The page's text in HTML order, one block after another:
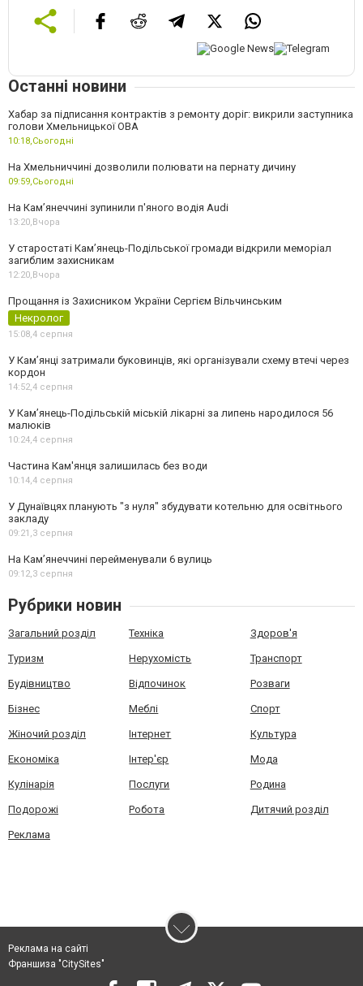
Останні новини
Хабар за підписання контрактів з ремонту доріг: викрили заступника
голови Хмельницької ОВА
10:18, Сьогодні
На Хмельниччині дозволили полювати на пернату дичину
09:59, Сьогодні
На Камʼянеччині зупинили п'яного водія Audi
13:20, Вчора
У старостаті Кам’янець-Подільської громади відкрили меморіал
загиблим захисникам
12:20, Вчора
Прощання із Захисником України Сергієм Вільчинським
Некролог
15:08, 4 серпня
У Кам’янці затримали буковинців, які організували схему втечі через
кордон
14:52, 4 серпня
У Кам’янець-Подільській міській лікарні за липень народилося 56
малюків
10:24, 4 серпня
Частина Кам'янця залишилась без води
10:14, 4 серпня
У Дунаївцях планують "з нуля" збудувати котельню для освітнього
закладу
09:21, 3 серпня
На Камʼянеччині перейменували 6 вулиць
09:12, 3 серпня
Рубрики новин
Загальний розділ Техніка Здоров'я
Туризм Нерухомість Транспорт
Будівництво Відпочинок Розваги
Бізнес Меблі Спорт
Жіночий розділ Інтернет Культура
Економіка Інтер'єр Мода
Кулінарія Послуги Родина
Подорожі Робота Дитячий розділ
Реклама
Реклама на сайті
Франшиза "CitySites"